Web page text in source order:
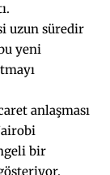
uzun süredir
yeni
anlaşması
bir